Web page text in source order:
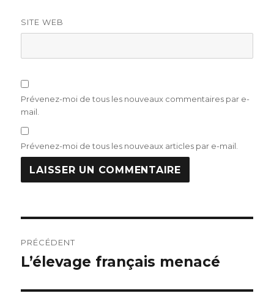
SITE WEB
Prévenez-moi de tous les nouveaux commentaires par e-
mail.
Prévenez-moi de tous les nouveaux articles par e-mail.
de
PRÉCÉDENT
Publication
L’élevage français menacé